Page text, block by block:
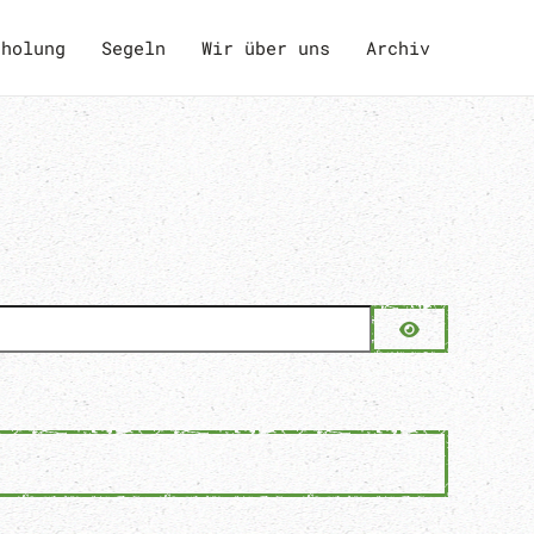
Segeln Wir über uns Archiv
Passwort